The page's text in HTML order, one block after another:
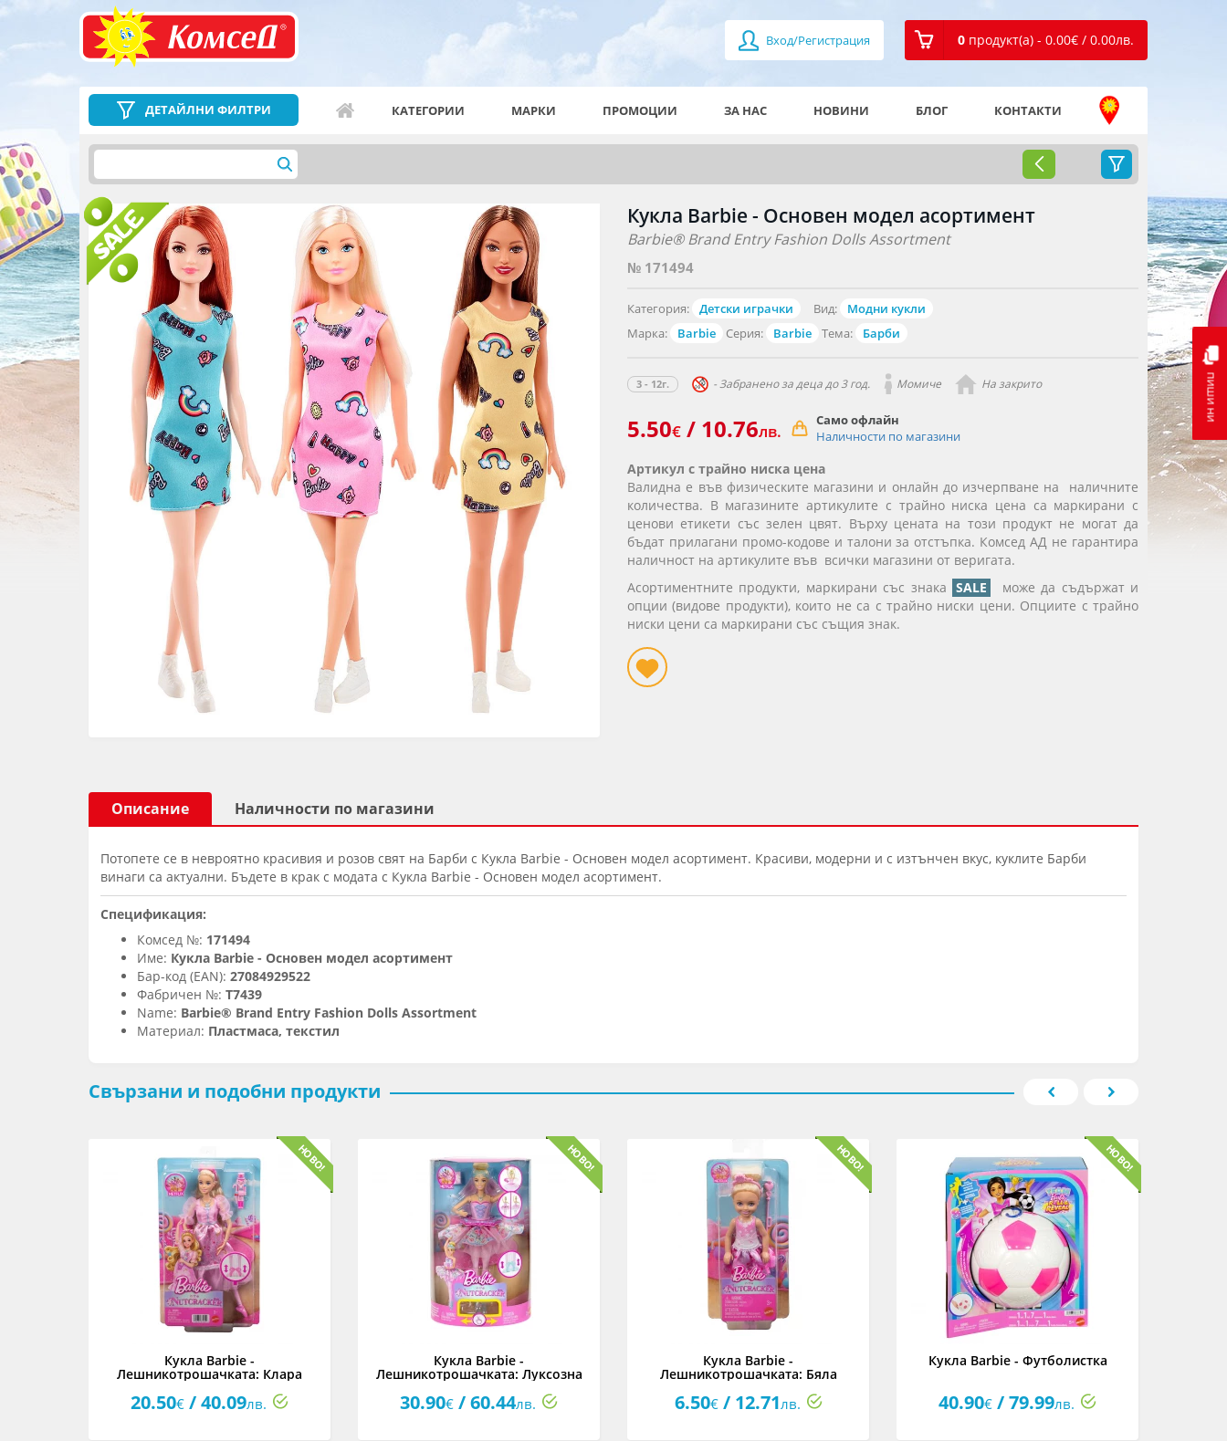
Вход/Регистрация 0 продукт(а) - 0.00€ / 0.00лв.
пиши ни
ДЕТАЙЛНИ ФИЛТРИ КАТЕГОРИИ МАРКИ ПРОМОЦИИ ЗА НАС НОВИНИ БЛОГ КОНТАКТИ
Кукла Barbie - Основен модел асортимент
Barbie® Brand Entry Fashion Dolls Assortment
№ 171494
Категория: Детски играчки Вид:
Модни кукли
Марка:
Barbie Серия: Barbie Тема: Барби
3 - 12г. - Забранено за деца до 3 год. Момиче На закрито
5.50€ / 10.76лв.
Само офлайн
Наличности по магазини
Артикул с трайно ниска цена
Валидна е във физическите магазини и онлайн до изчерпване на наличните
количества. В магазините артикулите с трайно ниска цена са маркирани с
ценови етикети със зелен цвят. Върху цената на този продукт не могат да
бъдат прилагани промо-кодове и талони за отстъпка. Комсед АД не гарантира
наличност на артикулите във всички магазини от веригата.
Асортиментните продукти, маркирани със знака SALE
може да съдържат и
опции (видове продукти), които не са с трайно ниски цени. Опциите с трайно
ниски цени са маркирани със същия знак.
Описание Наличности по магазини
Потопете се в невроятно красивия и розов свят на Барби с Кукла Barbie - Основен модел асортимент. Красиви, модерни и с изтънчен вкус, куклите Барби
винаги са актуални. Бъдете в крак с модата с Кукла Barbie - Основен модел асортимент.
Спецификация:
Комсед №: 171494
Име: Кукла Barbie - Основен модел асортимент
Бар-код (EAN): 27084929522
Фабричен №: T7439
Name: Barbie® Brand Entry Fashion Dolls Assortment
Материал: Пластмаса, текстил
Свързани и подобни продукти
Кукла Barbie -
Лешникотрошачката: Клара
20.50€ / 40.09лв.
Кукла Barbie -
Лешникотрошачката: Луксозна
30.90€ / 60.44лв.
Кукла Barbie -
Лешникотрошачката: Бяла
6.50€/ 12.71лв.
Кукла Barbie - Футболистка
40.90€ / 79.99лв.